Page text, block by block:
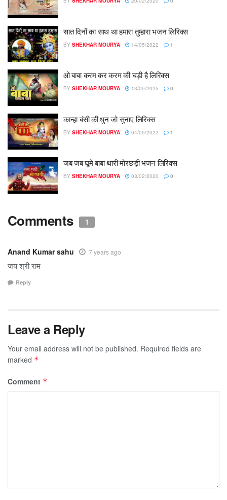
सात दिनों का साथ था हमारा तुम्हारा भजन लिरिक्स
BY SHEKHAR MOURYA 14/05/2022 1
ओ बाबा करम कर करम की घड़ी है लिरिक्स
BY SHEKHAR MOURYA 13/05/2025 0
कान्हा बंसी की धुन जो सुनाए लिरिक्स
BY SHEKHAR MOURYA 04/05/2022 1
जब जब घूमे बाबा थारी मोरछड़ी भजन लिरिक्स
BY SHEKHAR MOURYA 03/02/2020 0
Comments 1
Anand Kumar sahu 7 years ago
जय श्री राम
Reply
Leave a Reply
Your email address will not be published. Required fields are
marked *
Comment *